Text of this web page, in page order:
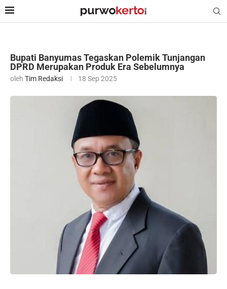
Bupati Banyumas Tegaskan Polemik Tunjangan
DPRD Merupakan Produk Era Sebelumnya
oleh Tim Redaksi 18 Sep 2025